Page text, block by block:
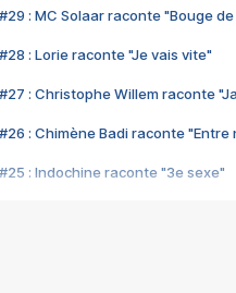
#29 : MC Solaar raconte "Bouge de
#28 : Lorie raconte "Je vais vite"
#27 : Christophe Willem raconte
#26 : Chimène Badi raconte "Entre
#25 : Indochine raconte "3e sexe"